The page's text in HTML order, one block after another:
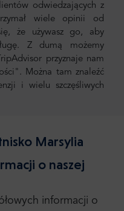
odwiedzających z
wiele opinii od
że używasz go, aby
Z dumą możemy
przyznaje nam
Można tam znaleźć
i wielu szczęśliwych
Marsylia
o naszej
informacji o